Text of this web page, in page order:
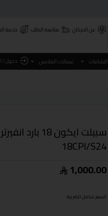
عن الحركان متابعة الطلب خدمة
النشافات غسالات الملابس دخول /
18CPI/S24
1,000.00
السعر شامل الضريبة